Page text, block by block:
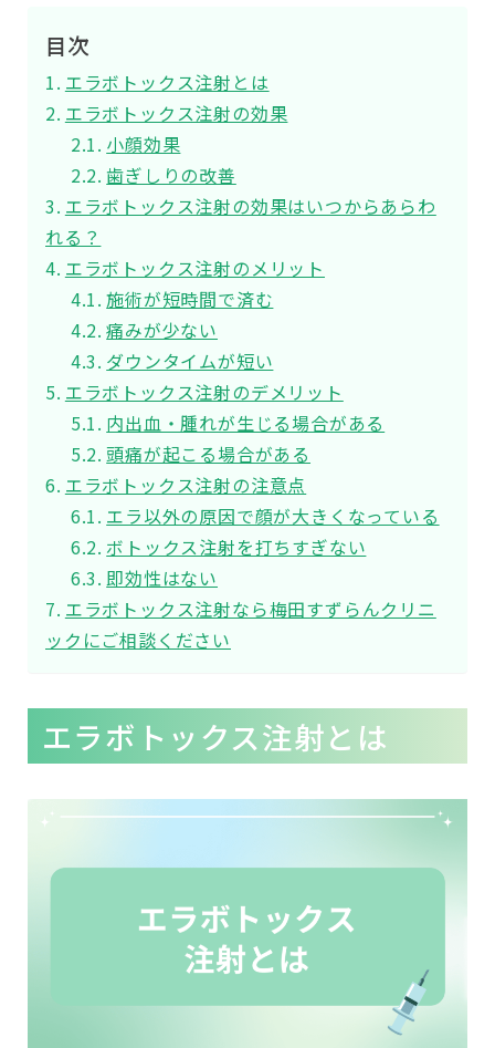
目次
エラボトックス注射とは
エラボトックス注射の効果
小顔効果
歯ぎしりの改善
エラボトックス注射の効果はいつからあらわ
れる？
エラボトックス注射のメリット
施術が短時間で済む
痛みが少ない
ダウンタイムが短い
エラボトックス注射のデメリット
内出血・腫れが生じる場合がある
頭痛が起こる場合がある
エラボトックス注射の注意点
エラ以外の原因で顔が大きくなっている
ボトックス注射を打ちすぎない
即効性はない
エラボトックス注射なら梅田すずらんクリニ
ックにご相談ください
エラボトックス注射とは